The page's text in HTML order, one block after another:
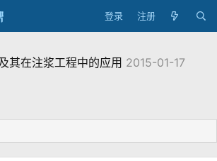
登录 注册
其在注浆工程中的应用 2015-01-17